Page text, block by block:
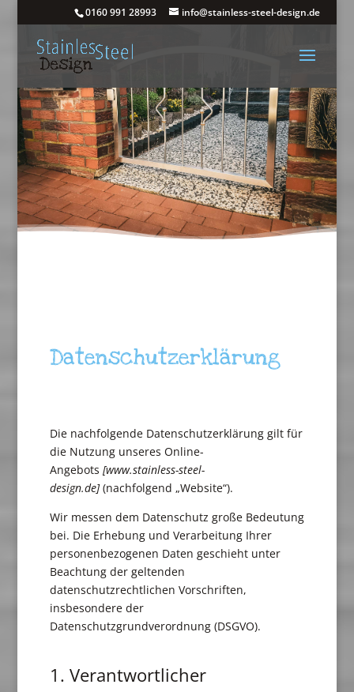
0160 991 28993 info@stainless-steel-design.de
Datenschutzerklärung
Die nachfolgende Datenschutzerklärung gilt für
die Nutzung unseres Online-
Angebots [www.stainless-steel-
design.de](nachfolgend „Website“).
Wir messen dem Datenschutz große Bedeutung
bei. Die Erhebung und Verarbeitung Ihrer
personenbezogenen Daten geschieht unter
Beachtung der geltenden
datenschutzrechtlichen Vorschriften,
insbesondere der
Datenschutzgrundverordnung (DSGVO).
1. Verantwortlicher